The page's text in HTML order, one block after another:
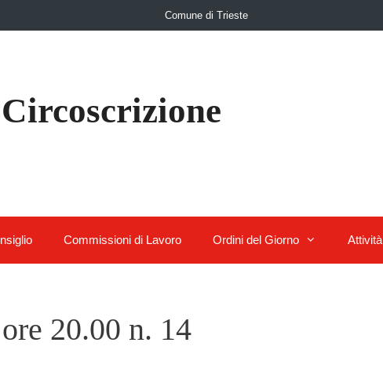
Comune di Trieste
Commissioni di Lavoro Ordini del Giorno Attività
20.00 n. 14